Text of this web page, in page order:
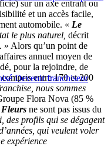
Devenir franchiseur
sur un axe entrant ou
et un accès facile,
automobile. « Le
le plus naturel, décrit
» Alors qu’un point de
annuel moyen de
pour la rejoindre, de
compris entre 170 et 200
nous sommes
Flora Nova (85 %
Fleurs ne sont pas issus du
des profils qui se dégagent
qui veulent voler
expérience